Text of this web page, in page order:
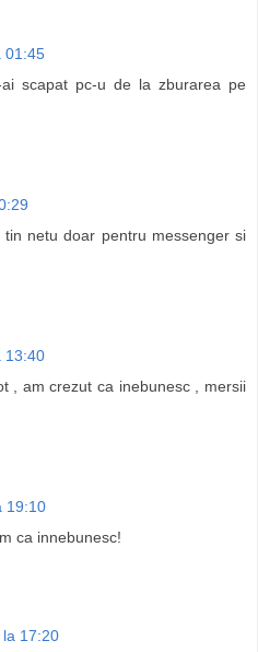
01:45
scapat pc-u de la zburarea pe
netu doar pentru messenger si
13:40
, am crezut ca inebunesc , mersii
19:10
ca innebunesc!
la 17:20